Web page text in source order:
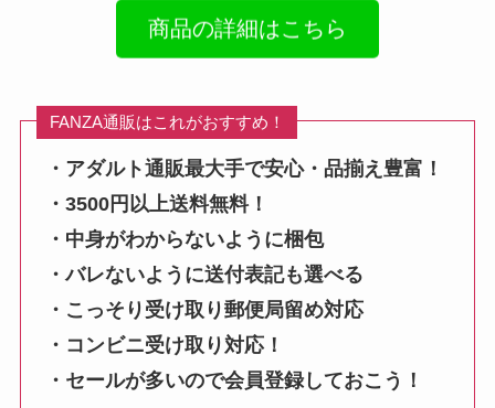
商品の詳細はこちら
FANZA通販はこれがおすすめ！
・アダルト通販最大手で安心・品揃え豊富！
・3500円以上送料無料！
・中身がわからないように梱包
・バレないように送付表記も選べる
・こっそり受け取り郵便局留め対応
・コンビニ受け取り対応！
・セールが多いので会員登録しておこう！